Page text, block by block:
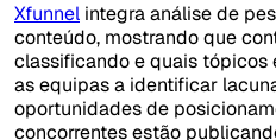
Xfunnel integra análise de
conteúdo, mostrando que
classificando e quais tópicos
as equipas a identificar
oportunidades de
concorrentes estão